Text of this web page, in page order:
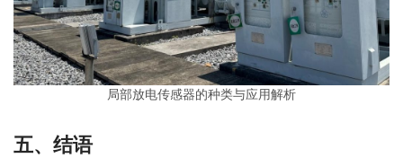
局部放电传感器的种类与应用解析
五、结语